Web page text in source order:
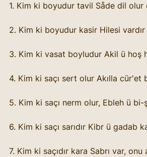
1. Kim ki boyudur tavil Såde dil olur
2. Kim ki boyudur kasir Hilesi vardır
3. Kim ki vasat boyludur Akil ü hoş
4. Kim ki saçı sert olur Akılla cür'et
5. Kim ki saçı nerm olur, Ebleh ü bi-
6. Kim ki saçı sarıdır Kibr ü gadab
7. Kim ki saçıdır kara Sabrı var, onu